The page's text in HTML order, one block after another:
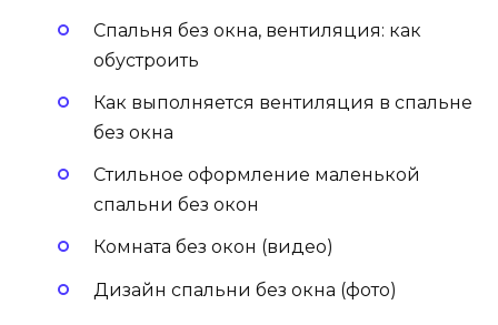
Спальня без окна, вентиляция: как
обустроить
Как выполняется вентиляция в спальне
без окна
Стильное оформление маленькой
спальни без окон
Комната без окон (видео)
Дизайн спальни без окна (фото)